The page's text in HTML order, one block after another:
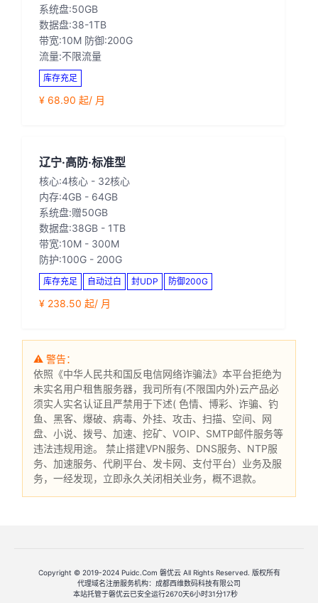
系统盘:50GB
数据盘:38-1TB
带宽:10M 防御:200G
流量:不限流量
库存充足
¥ 68.90 起/ 月
辽宁·高防·标准型
核心:4核心 - 32核心
内存:4GB - 64GB
系统盘:赠50GB
数据盘:38GB - 1TB
带宽:10M - 300M
防护:100G - 200G
库存充足 自动过白 封UDP 防御200G
¥ 238.50 起/ 月
⚠ 警告：
依照 《中华人民共和国反电信网络诈骗法》 本平台拒绝为
未实名用户租售服务器，我司所有(不限国内外)云产品必
须实人实名认证且严禁用于下述( 色情、博彩、诈骗、钓
鱼、黑客、爆破、病毒、外挂、攻击、扫描、空间、网
盘、小说、拨号、加速、挖矿、VOIP、SMTP邮件服务等
违法违规用途。 禁止搭建VPN服务、DNS服务、NTP服
务、加速服务、代刷平台、发卡网、支付平台）业务及服
务，一经发现，立即永久关闭相关业务，概不退款。
Copyright © 2019-2024 Puidc.Com 磐优云 All Rights Reserved. 版权所有
代理域名注册服务机构：成都西维数码科技有限公司
本站托管于磐优云已安全运行2670天6小时31分17秒